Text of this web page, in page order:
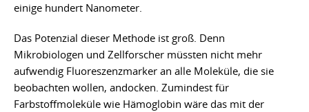
einige hundert Nanometer.
Das Potenzial dieser Methode ist groß. Denn
Mikrobiologen und Zellforscher müssten nicht mehr
aufwendig Fluoreszenzmarker an alle Moleküle, die sie
beobachten wollen, andocken. Zumindest für
Farbstoffmoleküle wie Hämoglobin wäre das mit der